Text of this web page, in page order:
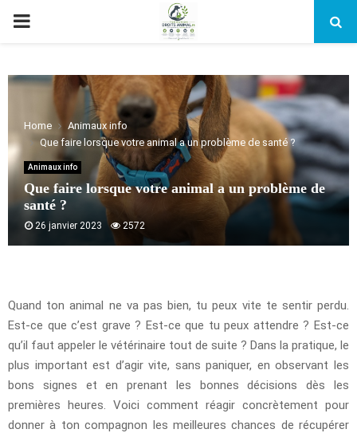
PRIMARY
Home
Animaux info
Que faire lorsque votre animal a un problème de santé ?
Animaux info
Que faire lorsque votre animal a un problème de
santé ?
26 janvier 2023 2572
Quand ton animal ne va pas bien, tu peux vite te sentir perdu.
Est-ce que c’est grave ? Est-ce que tu peux attendre ? Est-ce
qu’il faut appeler le vétérinaire tout de suite ? Dans la pratique, le
plus important est d’agir vite, sans paniquer, en observant les
bons signes et en prenant les bonnes décisions dès les
premières heures. Voici comment réagir concrètement pour
donner à ton compagnon les meilleures chances de récupérer